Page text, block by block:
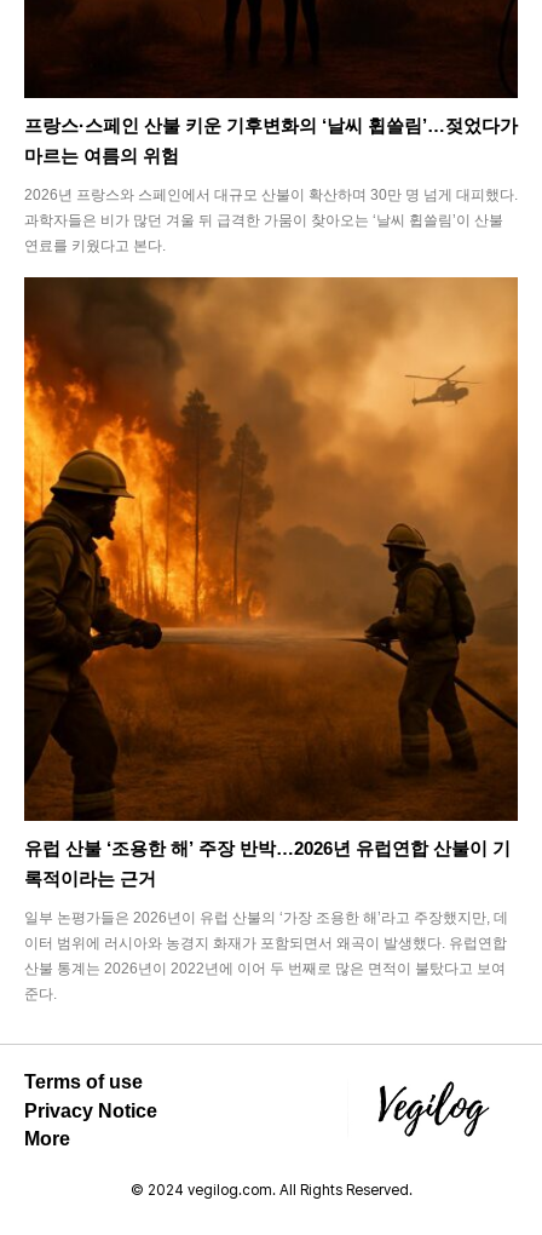
프랑스·스페인 산불 키운 기후변화의 ‘날씨 휩쓸림’…젖었다가
마르는 여름의 위험
2026년 프랑스와 스페인에서 대규모 산불이 확산하며 30만 명 넘게 대피했다.
과학자들은 비가 많던 겨울 뒤 급격한 가뭄이 찾아오는 ‘날씨 휩쓸림’이 산불
연료를 키웠다고 본다.
유럽 산불 ‘조용한 해’ 주장 반박…2026년 유럽연합 산불이 기
록적이라는 근거
일부 논평가들은 2026년이 유럽 산불의 ‘가장 조용한 해’라고 주장했지만, 데
이터 범위에 러시아와 농경지 화재가 포함되면서 왜곡이 발생했다. 유럽연합
산불 통계는 2026년이 2022년에 이어 두 번째로 많은 면적이 불탔다고 보여
준다.
Terms of use
Privacy Notice
More
© 2024 vegilog.com. All Rights Reserved.